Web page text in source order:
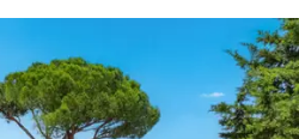
一座古老的托斯卡納農舍
統進行了保護和翻新：裸
暖自然的色彩 營造出溫
細節都體現著對土地的